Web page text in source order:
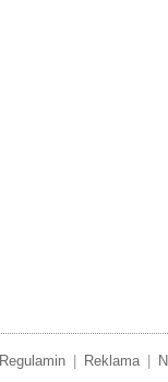
Regulamin Reklama